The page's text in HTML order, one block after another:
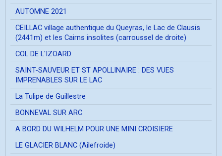
AUTOMNE 2021
CEILLAC village authentique du Queyras, le Lac de Clausis
(2441m) et les Cairns insolites (carroussel de droite)
COL DE L'IZOARD
SAINT-SAUVEUR ET ST APOLLINAIRE : DES VUES
IMPRENABLES SUR LE LAC
La Tulipe de Guillestre
BONNEVAL SUR ARC
A BORD DU WILHELM POUR UNE MINI CROISIERE
LE GLACIER BLANC (Ailefroide)